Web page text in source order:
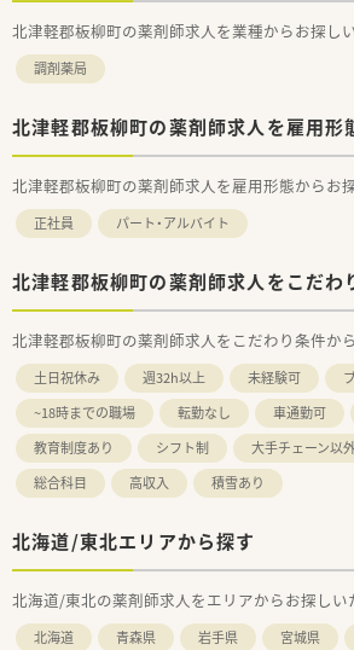
北津軽郡板柳町の薬剤師求人を業種からお探し
調剤薬局
北津軽郡板柳町の薬剤師求人を雇用形
北津軽郡板柳町の薬剤師求人を雇用形態からお
正社員 パート・アルバイト
北津軽郡板柳町の薬剤師求人をこだわ
北津軽郡板柳町の薬剤師求人をこだわり条件か
土日祝休み 週32h以上 未経験可
~18時までの職場
転勤なし 車通勤可
教育制度あり
シフト制 大手チェーン以
総合科目
高収入 積雪あり
北海道/東北エリアから探す
北海道/東北の薬剤師求人をエリアからお探しい
北海道 青森県 岩手県 宮城県